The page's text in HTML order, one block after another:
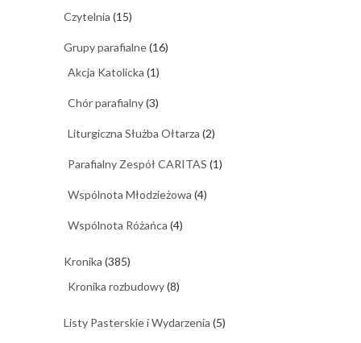
Czytelnia (15)
Grupy parafialne(16)
Akcja Katolicka (1)
Chór parafialny(3)
Liturgiczna Służba Ołtarza (2)
Parafialny Zespół CARITAS (1)
Wspólnota Młodzieżowa (4)
Wspólnota Różańca (4)
Kronika (385)
Kronika rozbudowy(8)
Listy Pasterskie i Wydarzenia (5)